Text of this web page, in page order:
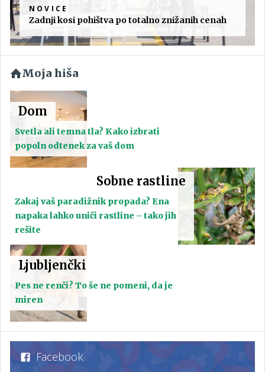
NOVICE
Zadnji kosi pohištva po totalno znižanih cenah
Moja hiša
Dom
Svetla ali temna tla? Kako izbrati
popoln odtenek za vaš dom
Sobne rastline
Zakaj vaš paradižnik propada? Ena
napaka lahko uniči rastline – tako jih
rešite
Ljubljenčki
Pes ne renči? To še ne pomeni, da je
miren
Facebook